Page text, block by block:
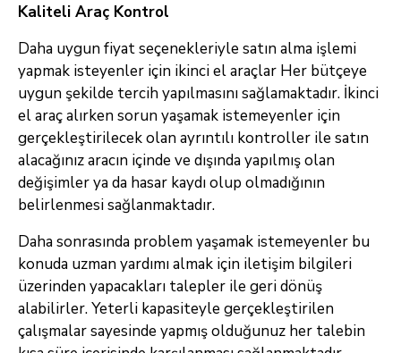
Kaliteli Araç Kontrol
Daha uygun fiyat seçenekleriyle satın alma işlemi
yapmak isteyenler için ikinci el araçlar Her bütçeye
uygun şekilde tercih yapılmasını sağlamaktadır. İkinci
el araç alırken sorun yaşamak istemeyenler için
gerçekleştirilecek olan ayrıntılı kontroller ile satın
alacağınız aracın içinde ve dışında yapılmış olan
değişimler ya da hasar kaydı olup olmadığının
belirlenmesi sağlanmaktadır.
Daha sonrasında problem yaşamak istemeyenler bu
konuda uzman yardımı almak için iletişim bilgileri
üzerinden yapacakları talepler ile geri dönüş
alabilirler. Yeterli kapasiteyle gerçekleştirilen
çalışmalar sayesinde yapmış olduğunuz her talebin